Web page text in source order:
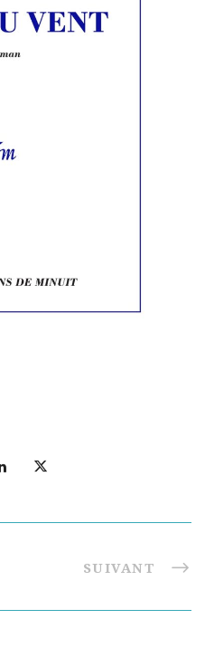
SUIVANT